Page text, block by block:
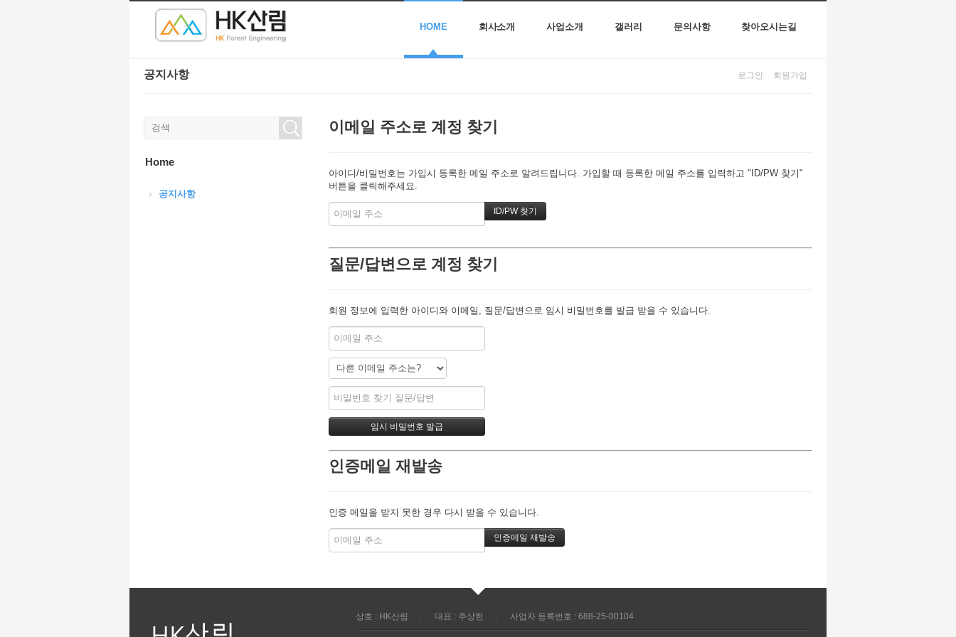
HOME 회사소개 사업소개 갤러리 문의사항 찾아오시는길
로그인 회원가입
공지사항
이메일 주소로 계정 찾기
아이디/비밀번호는 가입시 등록한 메일 주소로 알려드립니다. 가입할 때 등록한 메일 주소를 입력하고 "ID/PW 찾기"
버튼을 클릭해주세요.
질문/답변으로 계정 찾기
회원 정보에 입력한 아이디와 이메일, 질문/답변으로 임시 비밀번호를 발급 받을 수 있습니다.
인증메일 재발송
인증 메일을 받지 못한 경우 다시 받을 수 있습니다.
Home
공지사항
상호 : HK산림 대표 : 주상헌 사업자 등록번호 : 688-25-00104